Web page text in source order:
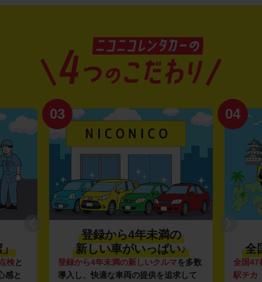
」
検と
感と
03
登録から4年未満の
新しい車がいっぱい♪
登録から4年未満の新しいクルマを多数
導入し、快適な車両の提供を追求して
04
全
全国47
駅チカ